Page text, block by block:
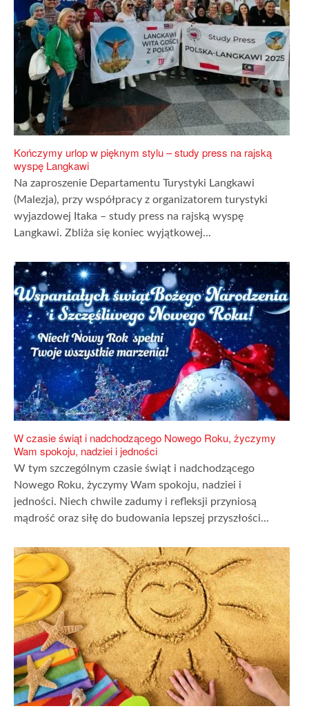
Kończymy urlop w pięknym stylu – study press na rajską
wyspę Langkawi
Na zaproszenie Departamentu Turystyki Langkawi
(Malezja), przy współpracy z organizatorem turystyki
wyjazdowej Itaka – study press na rajską wyspę
Langkawi. Zbliża się koniec wyjątkowej...
W czasie świąt i nadchodzącego Nowego Roku, życzymy
Wam spokoju, nadziei i jedności
W tym szczególnym czasie świąt i nadchodzącego
Nowego Roku, życzymy Wam spokoju, nadziei i
jedności. Niech chwile zadumy i refleksji przyniosą
mądrość oraz siłę do budowania lepszej przyszłości...